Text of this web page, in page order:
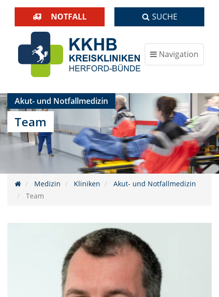
NOTFALL SUCHE
Navigation
ein-/ausblenden
Akut- und Notfallmedizin
Team
Medizin Kliniken
Akut- und Notfallmedizin
Team